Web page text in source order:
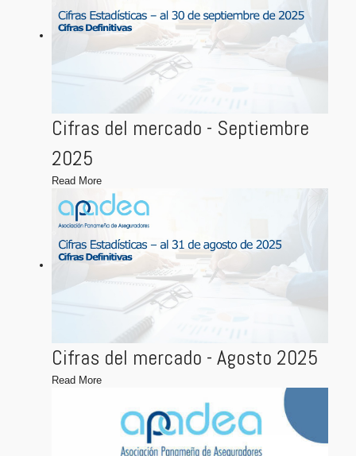
Cifras del mercado - Septiembre
2025
Read More
Cifras del mercado - Agosto 2025
Read More